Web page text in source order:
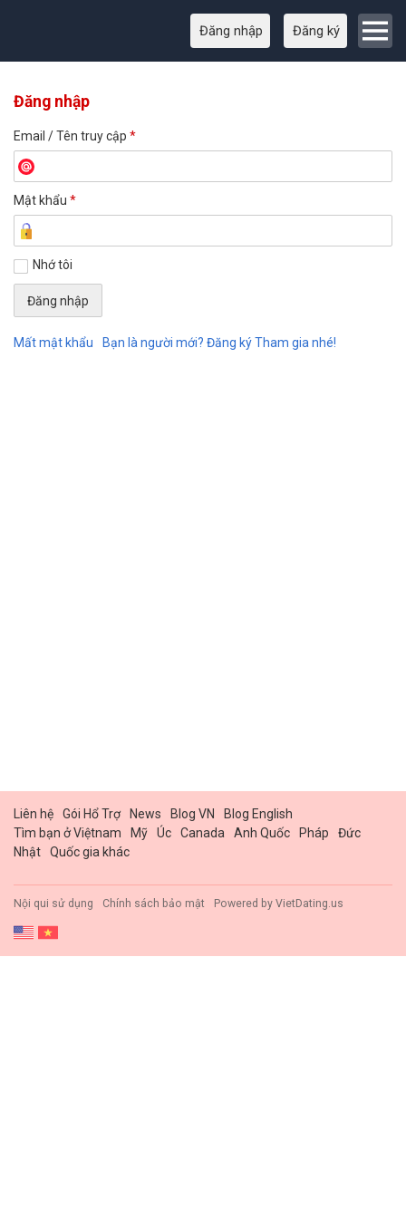
Đăng nhập Đăng ký
Đăng nhập
Email / Tên truy cập *
Mật khẩu *
Nhớ tôi
Mất mật khẩu Bạn là người mới? Đăng ký Tham gia nhé!
Liên hệ Gói Hổ Trợ News Blog VN
Blog English
Tìm bạn ở Việtnam
Mỹ Úc Canada Anh Quốc Pháp
Đức
Nhật
Quốc gia khác
Nội qui sử dụng Chính sách bảo mật Powered by VietDating.us